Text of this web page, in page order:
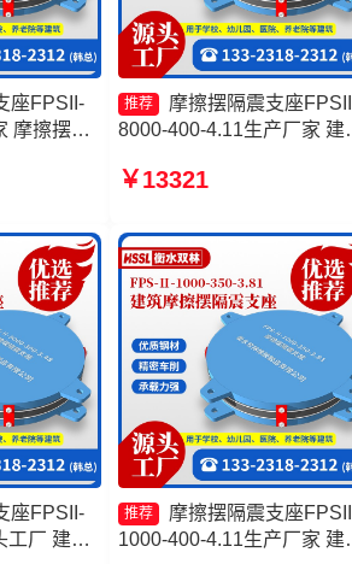
座FPSII-
摩擦摆隔
隔震支座
推荐
摩擦摆隔震支座
8000-400-4.11生产厂家 建
震支座FPSII-5000-300-
FPSII-4000-300-3.48生产
家
￥13321
座FPSII-
工厂 建筑
推荐
摩擦摆隔震支座
1000-400-4.11生产厂家 建